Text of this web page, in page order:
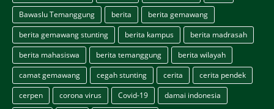
Bawaslu Temanggung
berita
berita gemawang
berita gemawang stunting
berita kampus
berita madrasah
berita mahasiswa
berita temanggung
berita wilayah
camat gemawang
cegah stunting cerita
cerita pendek
cerpen
corona virus Covid-19
damai indonesia